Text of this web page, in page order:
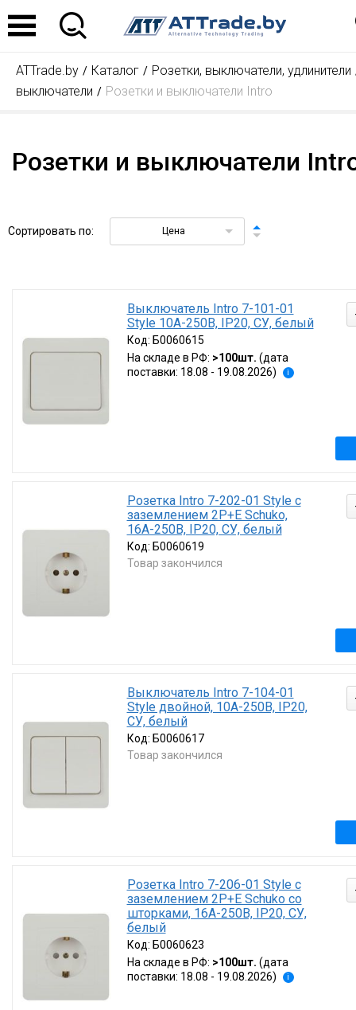
ATTrade.by Каталог
Розетки, выключатели, удлинители
выключатели
Розетки и выключатели Intro
Розетки и выключатели
Сортировать по: Цена
Выключатель Intro 7-101-01
Style 10А-250В, IP20, СУ, белый
Код: Б0060615
На складе в РФ: >100шт. (дата
поставки: 18.08 - 19.08.2026)
i
Розетка Intro 7-202-01 Style с
заземлением 2P+E Schuko,
16А-250В, IP20, СУ, белый
Код: Б0060619
Товар закончился
Выключатель Intro 7-104-01
Style двойной, 10А-250В, IP20,
СУ, белый
Код: Б0060617
Товар закончился
Розетка Intro 7-206-01 Style с
заземлением 2P+E Schuko со
шторками, 16А-250В, IP20, СУ,
белый
Код: Б0060623
На складе в РФ: >100шт. (дата
поставки: 18.08 - 19.08.2026)
i